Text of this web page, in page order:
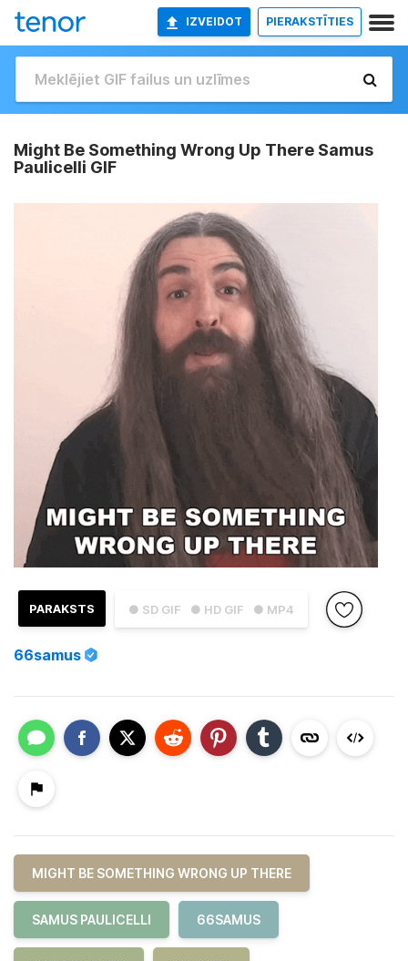
IZVEIDOT PIERAKSTĪTIES
Might Be Something Wrong Up There Samus
Paulicelli GIF
● SD GIF ● HD GIF ● MP4
PARAKSTS
66samus
MIGHT BE SOMETHING WRONG UP THERE
SAMUS PAULICELLI 66SAMUS